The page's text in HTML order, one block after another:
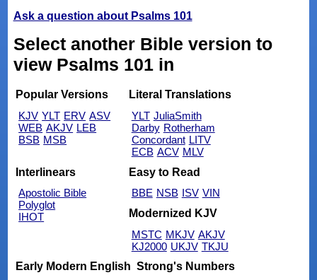
Ask a question about Psalms 101
Select another Bible version to
view Psalms 101 in
Popular Versions
KJV YLT ERV ASV
WEB AKJV LEB
BSB MSB
Literal Translations
YLT JuliaSmith
Darby Rotherham
Concordant LITV
ECB ACV MLV
Interlinears
Apostolic Bible
Polyglot
IHOT
Easy to Read
BBE NSB ISV VIN
Modernized KJV
MSTC MKJV AKJV
KJ2000 UKJV TKJU
Early Modern English Strong's Numbers